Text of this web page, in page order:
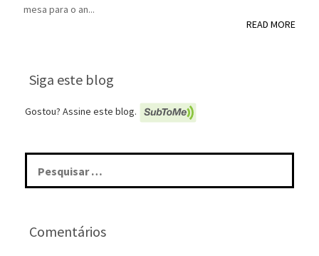
mesa para o an...
READ MORE
Siga este blog
Gostou? Assine este blog.
Pesquisar
por:
Comentários